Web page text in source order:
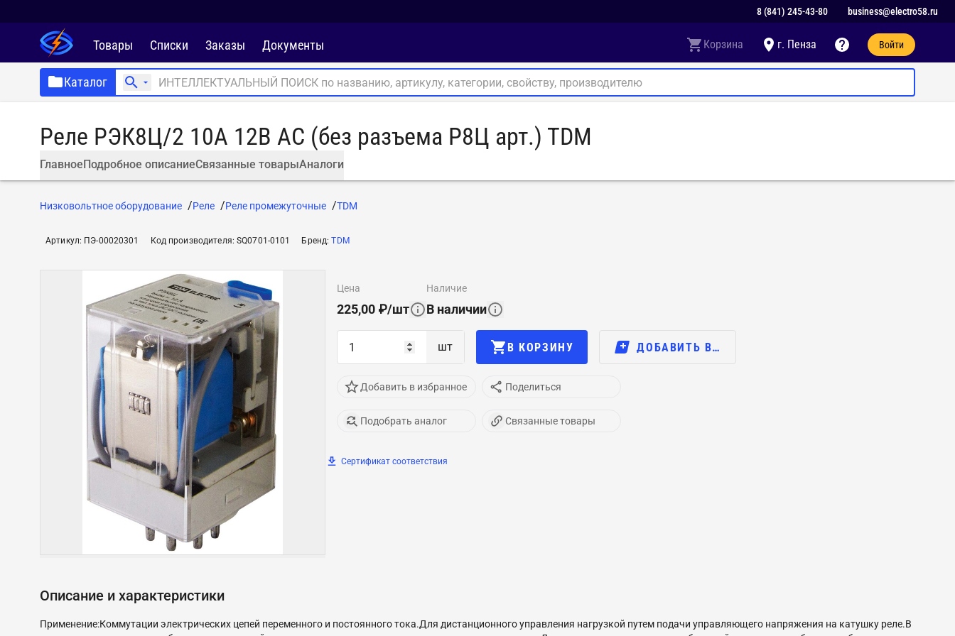
8 (841) 245-43-80 business@electro58.ru
Товары Списки Заказы Документы Корзина г. Пенза Войти
Каталог
Реле РЭК8Ц/2 10А 12В AC (без разъема Р8Ц арт.) TDM
ГлавноеПодробное описаниеСвязанные товарыАналоги
Низковольтное оборудование Реле Реле промежуточные TDM
Артикул: ПЭ-00020301 Код производителя:SQ0701-0101 Бренд:TDM
цена
225,00 ₽/шт
наличие
В наличии
шт В КОРЗИНУ ДОБАВИТЬ В…
Добавить в избранное Поделиться
Подобрать аналог Связанные товары
Сертификат соответствия
Описание и характеристики
Применение:Коммутации электрических цепей переменного и постоянного тока.Для дистанционного управления нагрузкой путем подачи управляющего напряжения на катушку реле.В